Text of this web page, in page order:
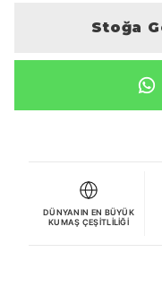
Stoğa
DÜNYANIN EN BÜYÜK
KUMAŞ ÇEŞITLILIĞI